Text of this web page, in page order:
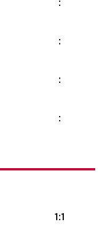
:
:
:
:
1:1